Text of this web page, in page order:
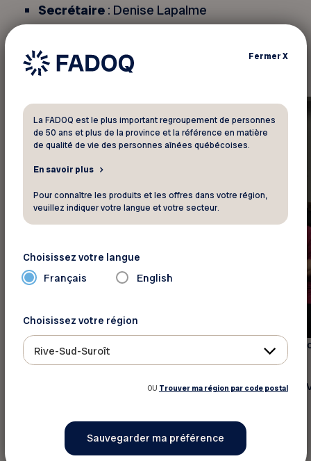
Secrétaire : Denise Lapalme
Claire Denis, Éric Van Haverbeke, Michel
Lavigne, Paul Belzile, Suzane Proulx
1ère rangée : Claude Laforge (trésorier), Isabelle Grimard
présidente), Lucie Hébert (présidente), Denise Lapalme
2e rangée : Michel Lavigne, Suzane Proulx, Claire Denis, Éric
Reconnaître l’engagement, souligner
l’excellence
FermerX
La FADOQ est le plus important regroupement de personnes
de 50 ans et plus de la province et la référence en matière
de qualité de vie des personnes aînées québécoises.
En savoir plus
Pour connaître les produits et les offres dans votre région,
veuillez indiquer votre langue et votre secteur.
Choisissez votre langue
Français English
Choisissez votre région
Rive-Sud-Suroît
OU Trouver ma région par code postal